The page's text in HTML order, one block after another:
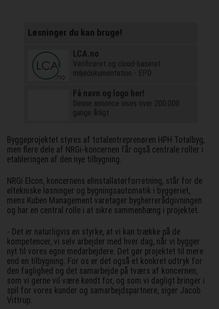
Løsninger du kan bruge!
LCA.no
Verificeret og cloud-baseret
miljødokumentation - EPD
Få navn og logo her!
Denne annonce vises over 200.000
gange årligt
Byggeprojektet styres af totalentreprenøren HPH Totalbyg,
men flere dele af NRGi-koncernen får også centrale roller i
etableringen af den nye tilbygning.
NRGi Elcon, koncernens elinstallatørforretning, står for de
eltekniske løsninger og bygningsautomatik i byggeriet,
mens Kuben Management varetager bygherrerådgivningen
og har en central rolle i at sikre sammenhæng i projektet.
- Det er naturligvis en styrke, at vi kan trække på de
kompetencer, vi selv arbejder med hver dag, når vi bygger
nyt til vores egne medarbejdere. Det gør projektet til mere
end en tilbygning. For os er det også et konkret udtryk for
den faglighed og det samarbejde på tværs af koncernen,
som vi gerne vil være kendt for, og som vi dagligt bringer i
spil for vores kunder og samarbejdspartnere, siger Jacob
Vittrup.